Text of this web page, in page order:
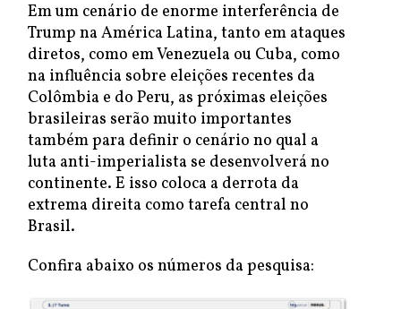
Em um cenário de enorme interferência de
Trump na América Latina, tanto em ataques
diretos, como em Venezuela ou Cuba, como
na influência sobre eleições recentes da
Colômbia e do Peru, as próximas eleições
brasileiras serão muito importantes
também para definir o cenário no qual a
luta anti-imperialista se desenvolverá no
continente. E isso coloca a derrota da
extrema direita como tarefa central no
Brasil.
Confira abaixo os números da pesquisa: